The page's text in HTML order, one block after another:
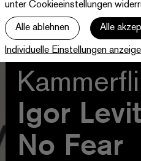
jott
Ihr Besuch
Haus
Igor
No Fear
unter Cookieeinstellungen
Alle ablehnen Alle
Individuelle Einstellungen